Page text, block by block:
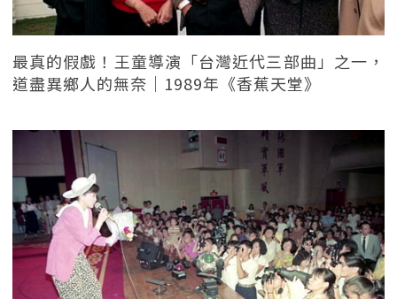
最真的假戲！王童導演「台灣近代三部曲」之一，
道盡異鄉人的無奈｜1989年《香蕉天堂》